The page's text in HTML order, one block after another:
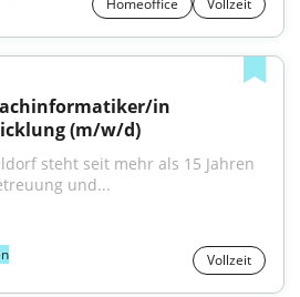
Homeoffice Vollzeit
in
(m/w/d)
steht seit mehr als 15 Jahren
und...
Vollzeit